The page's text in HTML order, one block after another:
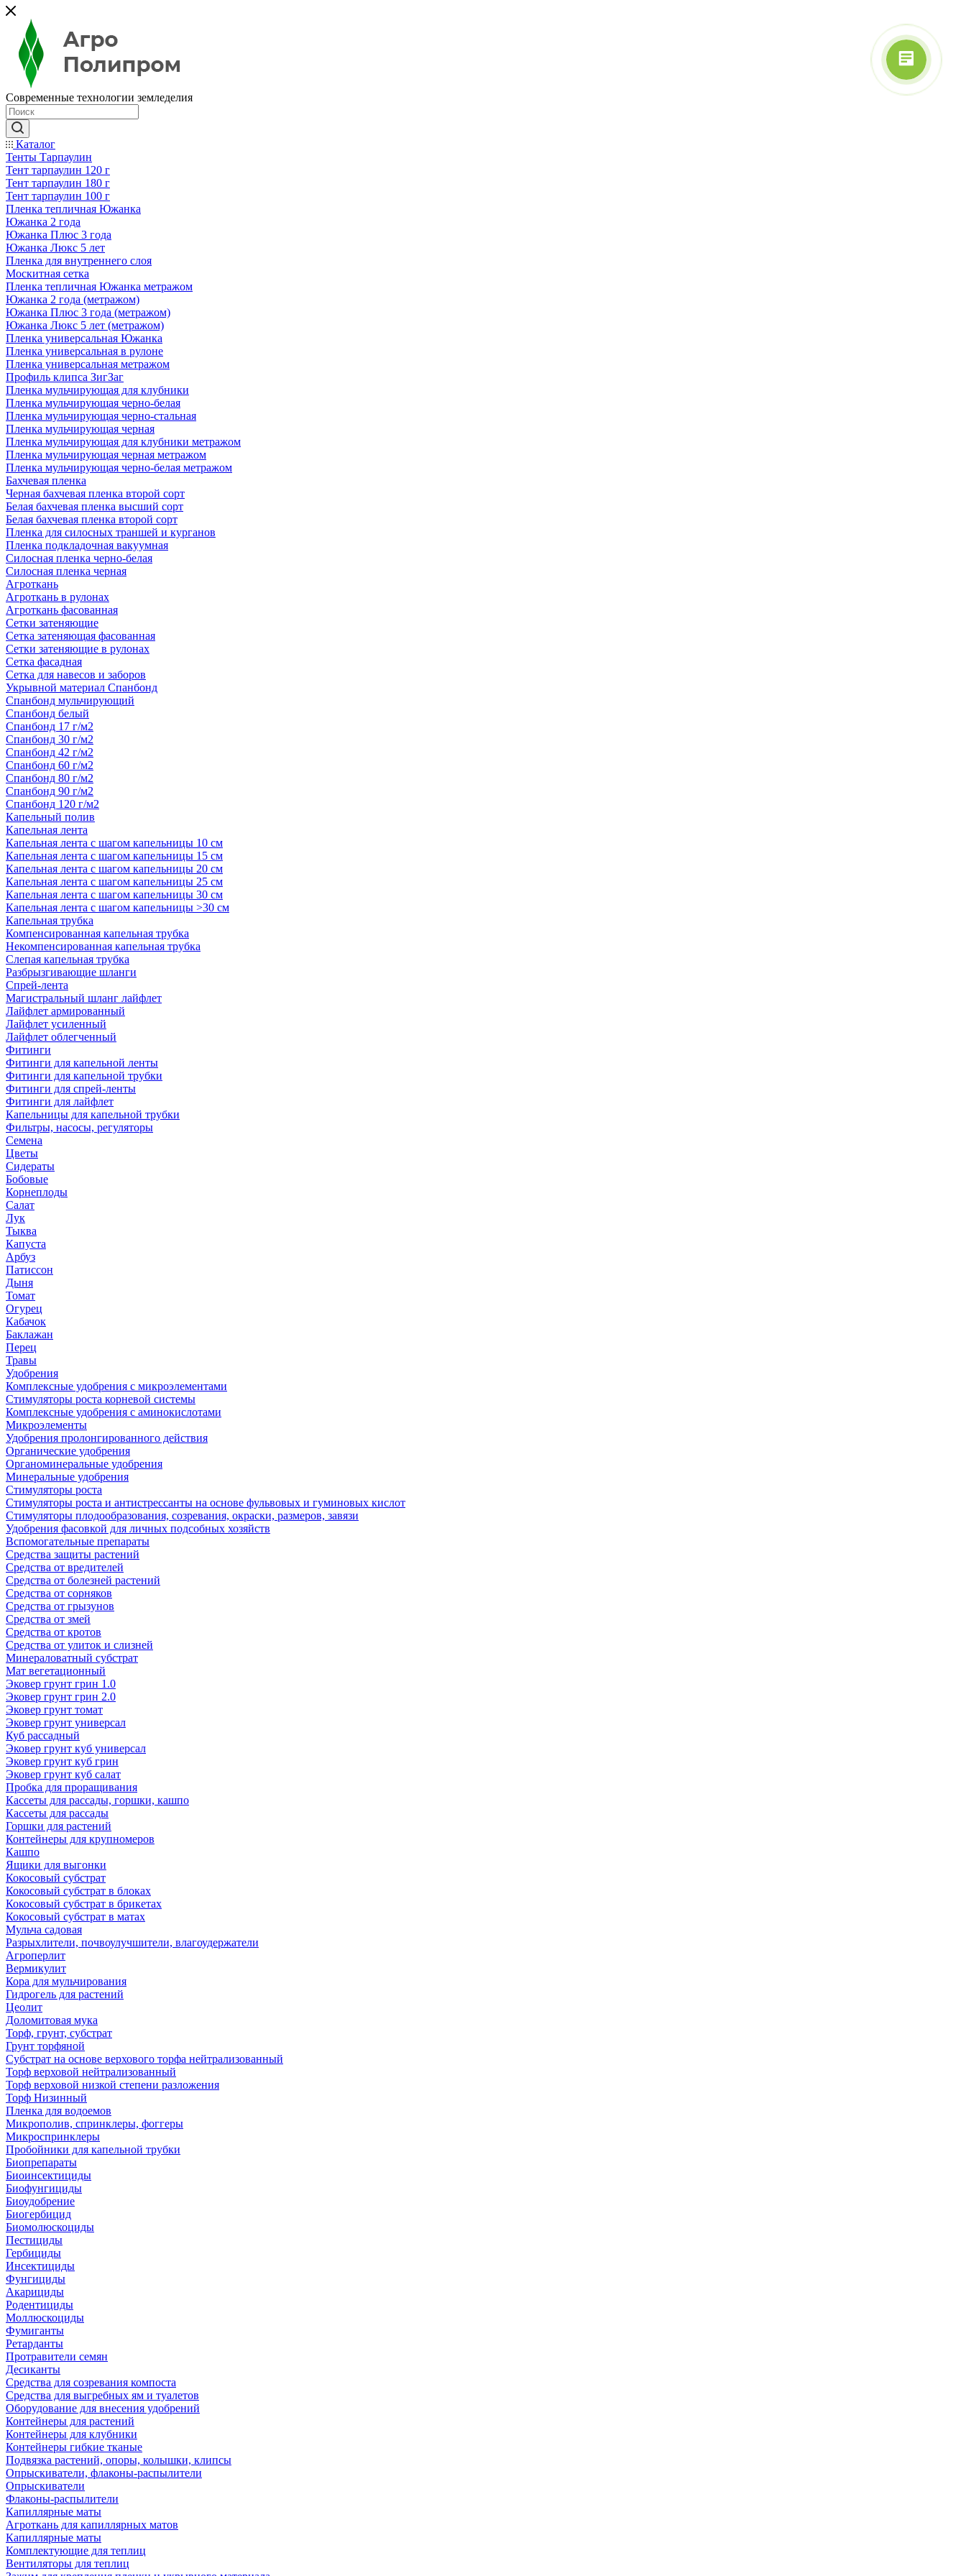
Современные технологии земледелия
Каталог
Тенты Тарпаулин
Тент тарпаулин 120 г
Тент тарпаулин 180 г
Тент тарпаулин 100 г
Пленка тепличная Южанка
Южанка 2 года
Южанка Плюс 3 года
Южанка Люкс 5 лет
Пленка для внутреннего слоя
Москитная сетка
Пленка тепличная Южанка метражом
Южанка 2 года (метражом)
Южанка Плюс 3 года (метражом)
Южанка Люкс 5 лет (метражом)
Пленка универсальная Южанка
Пленка универсальная в рулоне
Пленка универсальная метражом
Профиль клипса ЗигЗаг
Пленка мульчирующая для клубники
Пленка мульчирующая черно-белая
Пленка мульчирующая черно-стальная
Пленка мульчирующая черная
Пленка мульчирующая для клубники метражом
Пленка мульчирующая черная метражом
Пленка мульчирующая черно-белая метражом
Бахчевая пленка
Черная бахчевая пленка второй сорт
Белая бахчевая пленка высший сорт
Белая бахчевая пленка второй сорт
Пленка для силосных траншей и курганов
Пленка подкладочная вакуумная
Силосная пленка черно-белая
Силосная пленка черная
Агроткань
Агроткань в рулонах
Агроткань фасованная
Сетки затеняющие
Сетка затеняющая фасованная
Сетки затеняющие в рулонах
Сетка фасадная
Сетка для навесов и заборов
Укрывной материал Спанбонд
Спанбонд мульчирующий
Спанбонд белый
Спанбонд 17 г/м2
Спанбонд 30 г/м2
Спанбонд 42 г/м2
Спанбонд 60 г/м2
Спанбонд 80 г/м2
Спанбонд 90 г/м2
Спанбонд 120 г/м2
Капельный полив
Капельная лента
Капельная лента с шагом капельницы 10 см
Капельная лента с шагом капельницы 15 см
Капельная лента с шагом капельницы 20 см
Капельная лента с шагом капельницы 25 см
Капельная лента с шагом капельницы 30 см
Капельная лента с шагом капельницы >30 см
Капельная трубка
Компенсированная капельная трубка
Некомпенсированная капельная трубка
Слепая капельная трубка
Разбрызгивающие шланги
Спрей-лента
Магистральный шланг лайфлет
Лайфлет армированный
Лайфлет усиленный
Лайфлет облегченный
Фитинги
Фитинги для капельной ленты
Фитинги для капельной трубки
Фитинги для спрей-ленты
Фитинги для лайфлет
Капельницы для капельной трубки
Фильтры, насосы, регуляторы
Семена
Цветы
Сидераты
Бобовые
Корнеплоды
Салат
Лук
Тыква
Капуста
Арбуз
Патиссон
Дыня
Томат
Огурец
Кабачок
Баклажан
Перец
Травы
Удобрения
Комплексные удобрения с микроэлементами
Стимуляторы роста корневой системы
Комплексные удобрения с аминокислотами
Микроэлементы
Удобрения пролонгированного действия
Органические удобрения
Органоминеральные удобрения
Минеральные удобрения
Стимуляторы роста
Стимуляторы роста и антистрессанты на основе фульвовых и гуминовых кислот
Стимуляторы плодообразования, созревания, окраски, размеров, завязи
Удобрения фасовкой для личных подсобных хозяйств
Вспомогательные препараты
Средства защиты растений
Средства от вредителей
Средства от болезней растений
Средства от сорняков
Средства от грызунов
Средства от змей
Средства от кротов
Средства от улиток и слизней
Минераловатный субстрат
Мат вегетационный
Эковер грунт грин 1.0
Эковер грунт грин 2.0
Эковер грунт томат
Эковер грунт универсал
Куб рассадный
Эковер грунт куб универсал
Эковер грунт куб грин
Эковер грунт куб салат
Пробка для проращивания
Кассеты для рассады, горшки, кашпо
Кассеты для рассады
Горшки для растений
Контейнеры для крупномеров
Кашпо
Ящики для выгонки
Кокосовый субстрат
Кокосовый субстрат в блоках
Кокосовый субстрат в брикетах
Кокосовый субстрат в матах
Мульча садовая
Разрыхлители, почвоулучшители, влагоудержатели
Агроперлит
Вермикулит
Кора для мульчирования
Гидрогель для растений
Цеолит
Доломитовая мука
Торф, грунт, субстрат
Грунт торфяной
Субстрат на основе верхового торфа нейтрализованный
Торф верховой нейтрализованный
Торф верховой низкой степени разложения
Торф Низинный
Пленка для водоемов
Микрополив, спринклеры, фоггеры
Микроспринклеры
Пробойники для капельной трубки
Биопрепараты
Биоинсектициды
Биофунгициды
Биоудобрение
Биогербицид
Биомолюскоциды
Пестициды
Гербициды
Инсектициды
Фунгициды
Акарициды
Родентициды
Моллюскоциды
Фумиганты
Ретарданты
Протравители семян
Десиканты
Средства для созревания компоста
Средства для выгребных ям и туалетов
Оборудование для внесения удобрений
Контейнеры для растений
Контейнеры для клубники
Контейнеры гибкие тканые
Подвязка растений, опоры, колышки, клипсы
Опрыскиватели, флаконы-распылители
Опрыскиватели
Флаконы-распылители
Капиллярные маты
Агроткань для капиллярных матов
Капиллярные маты
Комплектующие для теплиц
Вентиляторы для теплиц